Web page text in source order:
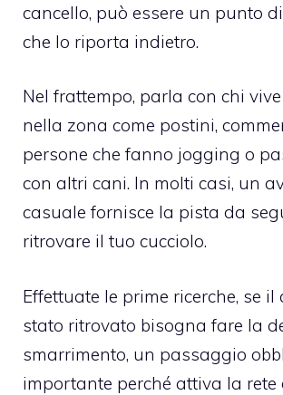
cancello, può essere un punto
che lo riporta indietro.
Nel frattempo, parla con chi
nella zona come postini,
persone che fanno jogging o
con altri cani. In molti casi, un
casuale fornisce la pista da
ritrovare il tuo cucciolo.
Effettuate le prime ricerche, se il
stato ritrovato bisogna fare la
smarrimento, un passaggio
importante perché attiva la rete